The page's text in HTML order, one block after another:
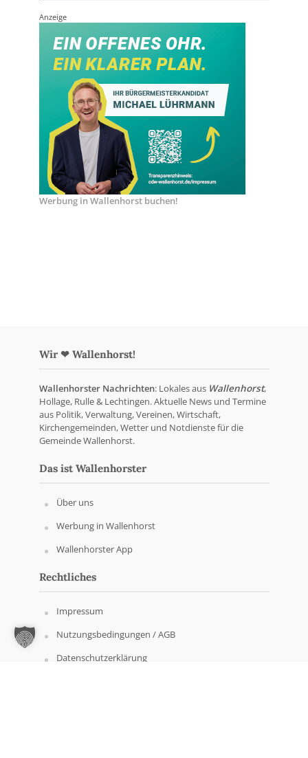
Anzeige
Werbung in Wallenhorst buchen!
Wir ❤ Wallenhorst!
Wallenhorster Nachrichten: Lokales aus Wallenhorst,
Hollage, Rulle & Lechtingen. Aktuelle News und Termine
aus Politik, Verwaltung, Vereinen, Wirtschaft,
Kirchengemeinden, Wetter und Notdienste für die
Gemeinde Wallenhorst.
Das ist Wallenhorster
Über uns
Werbung in Wallenhorst
Wallenhorster App
Rechtliches
Impressum
Nutzungsbedingungen / AGB
Datenschutzerklärung